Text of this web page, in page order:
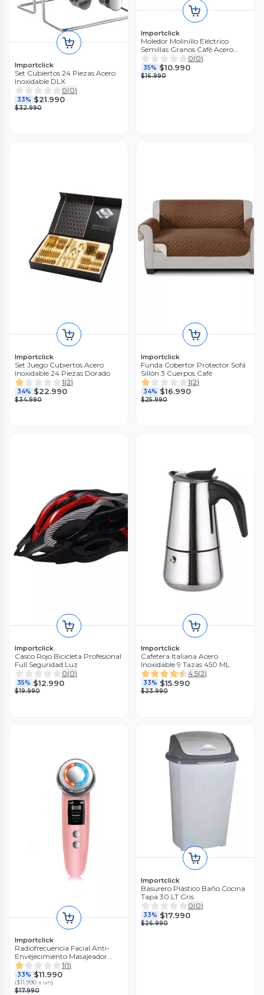
Importclick
Set Cubiertos 24 Piezas Acero
Inoxidable DLX
0(0)
33% $21.990
$32.990
Importclick
Moledor Molinillo Eléctrico
Semillas Granos Café Acero
Inoxidable Profesional
0(0)
35% $10.990
$16.990
Importclick
Set Juego Cubiertos Acero
Inoxidable 24 Piezas Dorado
1(2)
34% $22.990
$34.990
Importclick
Funda Cobertor Protector Sofá
Sillón 3 Cuerpos Café
1(2)
34% $16.990
$25.990
Importclick
Casco Rojo Bicicleta Profesional
Full Seguridad Luz
0(0)
35% $12.990
$19.990
Importclick
Cafetera Italiana Acero
Inoxidable 9 Tazas 450 ML
4.5(2)
33% $15.990
$23.990
Importclick
Radiofrecuencia Facial Anti-
Envejecimiento Masajeador
LED
1(1)
33% $11.990
($11.990 x un)
$17.990
Importclick
Basurero Plástico Baño Cocina
Tapa 30 LT Gris
0(0)
33% $17.990
$26.990